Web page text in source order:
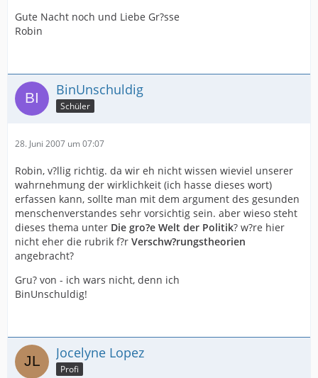
Gute Nacht noch und Liebe Gr?sse
Robin
BinUnschuldig
Schüler
28. Juni 2007 um 07:07
Robin, v?llig richtig. da wir eh nicht wissen wieviel unserer
wahrnehmung der wirklichkeit (ich hasse dieses wort)
erfassen kann, sollte man mit dem argument des gesunden
menschenverstandes sehr vorsichtig sein. aber wieso steht
dieses thema unter Die gro?e Welt der Politik? w?re hier
nicht eher die rubrik f?r Verschw?rungstheorien
angebracht?
Gru? von - ich wars nicht, denn ich
BinUnschuldig!
Jocelyne Lopez
Profi